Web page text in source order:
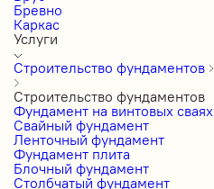
Бревно
Каркас
Услуги
Строительство фундаментов
Строительство фундаментов
Фундамент на винтовых сваях
Свайный фундамент
Ленточный фундамент
Фундамент плита
Блочный фундамент
Столбчатый фундамент